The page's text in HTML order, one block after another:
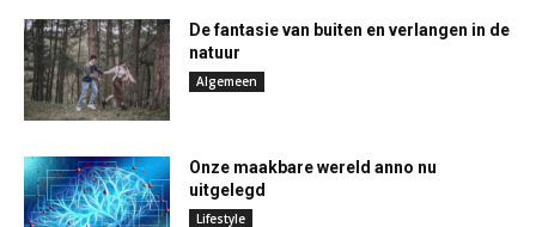
De fantasie van buiten en verlangen in de
natuur
Algemeen
Onze maakbare wereld anno nu
uitgelegd
Lifestyle